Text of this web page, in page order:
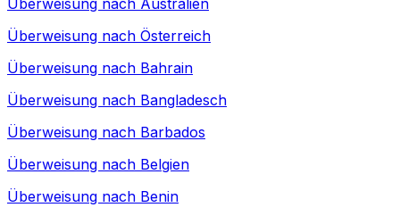
Überweisung nach Australien
Überweisung nach Österreich
Überweisung nach Bahrain
Überweisung nach Bangladesch
Überweisung nach Barbados
Überweisung nach Belgien
Überweisung nach Benin